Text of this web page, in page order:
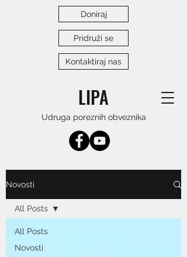
LIPA
Udruga poreznih obveznika
Doniraj
Pridruži se
Kontaktiraj nas
Novosti
All Posts
Novosti
All Posts